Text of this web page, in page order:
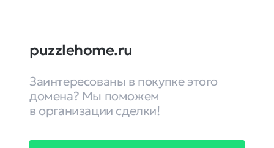
puzzlehome.ru
Заинтересованы в покупке этого
домена? Мы поможем
в организации сделки!